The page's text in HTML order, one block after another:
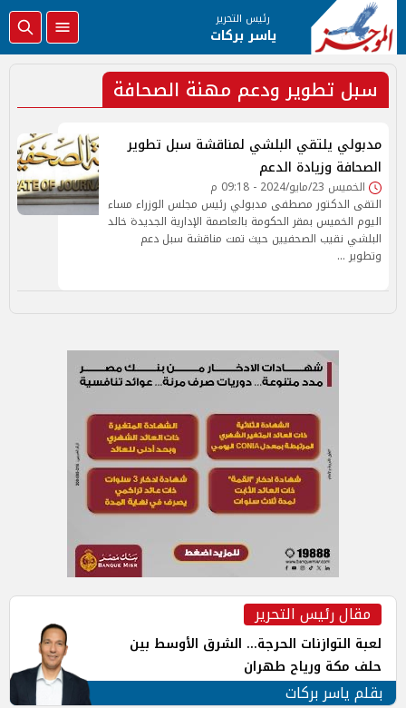
رئيس التحرير
ياسر بركات
سبل تطوير ودعم مهنة الصحافة
مدبولي يلتقي البلشي لمناقشة سبل تطوير
الصحافة وزيادة الدعم
الخميس 23/مايو/2024 - 09:18 م
التقى الدكتور مصطفى مدبولي رئيس مجلس الوزراء مساء
اليوم الخميس بمقر الحكومة بالعاصمة الإدارية الجديدة خالد
البلشي نقيب الصحفيين حيث تمت مناقشة سبل دعم
وتطوير …
مقال رئيس التحرير
لعبة التوازنات الحرجة... الشرق الأوسط بين
حلف مكة ورياح طهران
بقلم ياسر بركات